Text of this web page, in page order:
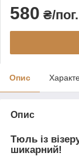
580 ₴/
Опис
Опис
Тюль із
шикарний!